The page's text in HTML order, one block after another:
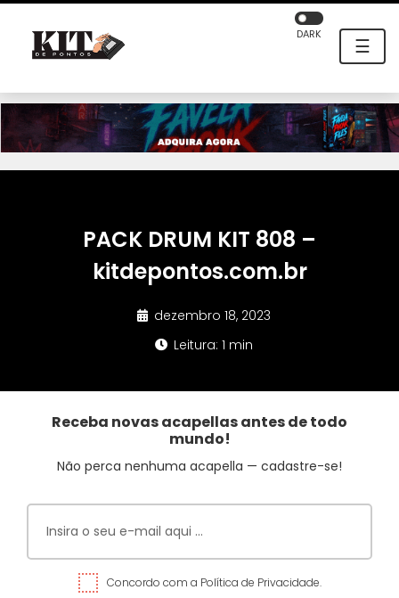
☰
DARK
PACK DRUM KIT 808 –
kitdepontos.com.br
dezembro 18, 2023
Leitura: 1 min
Receba novas acapellas antes de todo
mundo!
Não perca nenhuma acapella — cadastre-se!
Concordo com a Política de Privacidade.